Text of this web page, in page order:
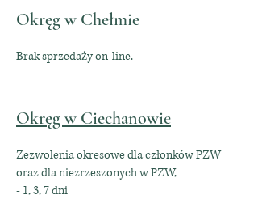
Okręg w Chełmie
Brak sprzedaży on-line.
Okręg w Ciechanowie
Zezwolenia okresowe dla członków PZW
oraz dla niezrzeszonych w PZW,
- 1, 3, 7 dni